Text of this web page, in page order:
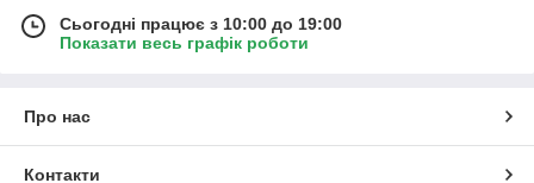
Сьогодні працює з 10:00 до 19:00
Показати весь графік роботи
Про нас
Контакти